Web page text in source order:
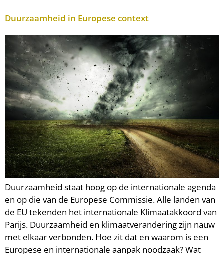
Duurzaamheid in Europese context
Duurzaamheid staat hoog op de internationale agenda
en op die van de Europese Commissie. Alle landen van
de EU tekenden het internationale Klimaatakkoord van
Parijs. Duurzaamheid en klimaatverandering zijn nauw
met elkaar verbonden. Hoe zit dat en waarom is een
Europese en internationale aanpak noodzaak? Wat